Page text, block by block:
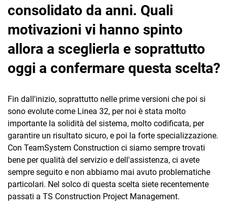
consolidato da anni. Quali
motivazioni vi hanno spinto
allora a sceglierla e soprattutto
oggi a confermare questa scelta?
Fin dall'inizio, soprattutto nelle prime versioni che poi si
sono evolute come Linea 32, per noi è stata molto
importante la solidità del sistema, molto codificata, per
garantire un risultato sicuro, e poi la forte specializzazione.
Con TeamSystem Construction ci siamo sempre trovati
bene per qualità del servizio e dell'assistenza, ci avete
sempre seguito e non abbiamo mai avuto problematiche
particolari. Nel solco di questa scelta siete recentemente
passati a TS Construction Project Management.